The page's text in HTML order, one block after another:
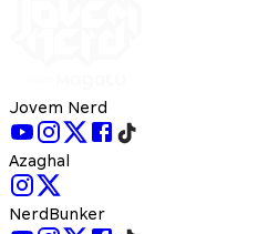
Jovem Nerd
Azaghal
NerdBunker